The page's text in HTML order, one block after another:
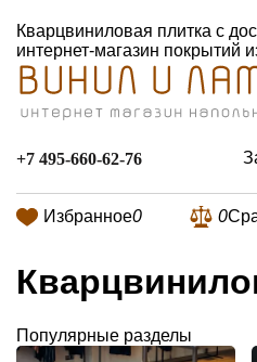
Кварцвиниловая плитка с
интернет-магазин покрытий
+7 495-660-62-76
Избранное0 0
Популярные разделы